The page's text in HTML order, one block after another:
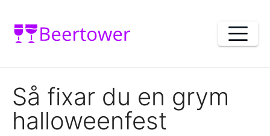
content
Så fixar du en grym
halloweenfest